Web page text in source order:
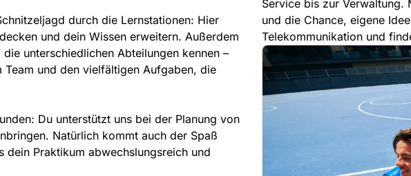
durch die Lernstationen: Hier
und dein Wissen erweitern. Außerdem
unterschiedlichen Abteilungen kennen –
und den vielfältigen Aufgaben, die
Du unterstützt uns bei der Planung von
Natürlich kommt auch der Spaß
Praktikum abwechslungsreich und
Service bis zur Verwaltung.
und die Chance, eigene
Telekommunikation und